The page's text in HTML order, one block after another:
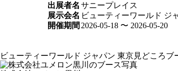
出展者名 サニープレイス
展示会名 ビューティーワールド ジ
開催期間 2026-05-18 〜 2026-05-20
ビューティーワールド ジャパン 東京見どころブ